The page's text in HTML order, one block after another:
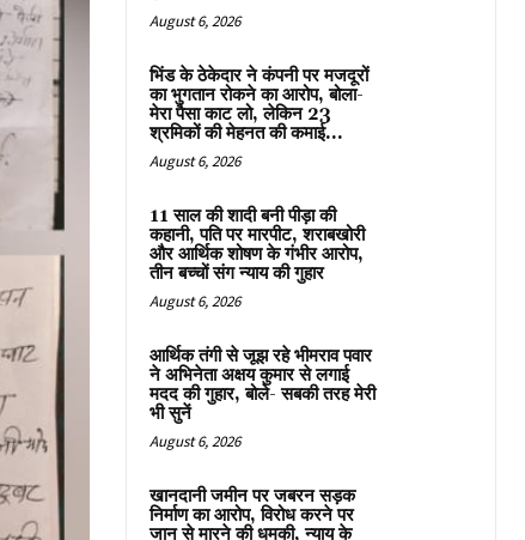
August 6, 2026
भिंड के ठेकेदार ने कंपनी पर मजदूरों
का भुगतान रोकने का आरोप, बोला-
मेरा पैसा काट लो, लेकिन 23
श्रमिकों की मेहनत की कमाई...
August 6, 2026
11 साल की शादी बनी पीड़ा की
कहानी, पति पर मारपीट, शराबखोरी
और आर्थिक शोषण के गंभीर आरोप,
तीन बच्चों संग न्याय की गुहार
August 6, 2026
आर्थिक तंगी से जूझ रहे भीमराव पवार
ने अभिनेता अक्षय कुमार से लगाई
मदद की गुहार, बोले- सबकी तरह मेरी
भी सुनें
August 6, 2026
खानदानी जमीन पर जबरन सड़क
निर्माण का आरोप, विरोध करने पर
जान से मारने की धमकी, न्याय के